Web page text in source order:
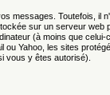
messages. Toutefois,
sur un serveur web
(à moins que
ou Yahoo, les sites
vous y êtes autorisé).